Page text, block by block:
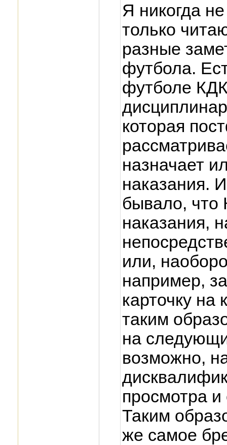
Я никогда
только
разные
футбола.
футболе
которая
назначает
наказания.
бывало, что
наказания,
или,
например,
карточку на
таким
на
возможно,
просмотра
Таким
же самое